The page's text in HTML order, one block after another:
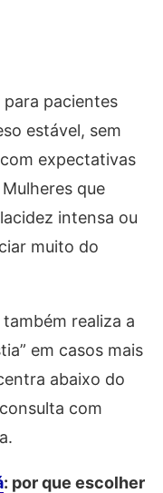
pacientes
estável, sem
expectativas
que
intensa ou
muito do
também realiza a
em casos mais
abaixo do
com
: por que escolher